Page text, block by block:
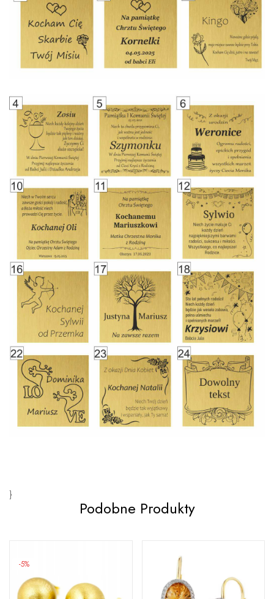
}
Podobne Produkty
-5%